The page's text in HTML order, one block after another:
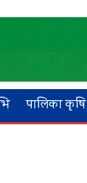
पालिका कृषि